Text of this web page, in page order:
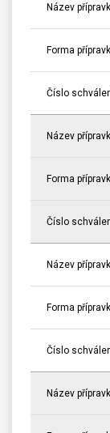
Název
Forma
Číslo
Název
Forma
Číslo
Název
Forma
Číslo
Název